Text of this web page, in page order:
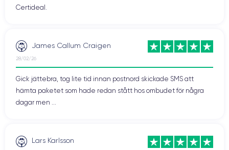
Certideal.
James Callum Craigen
28/02/26
Gick jättebra, tog lite tid innan postnord skickade SMS att
hämta paketet som hade redan stått hos ombudet för några
dagar men ...
Lars Karlsson